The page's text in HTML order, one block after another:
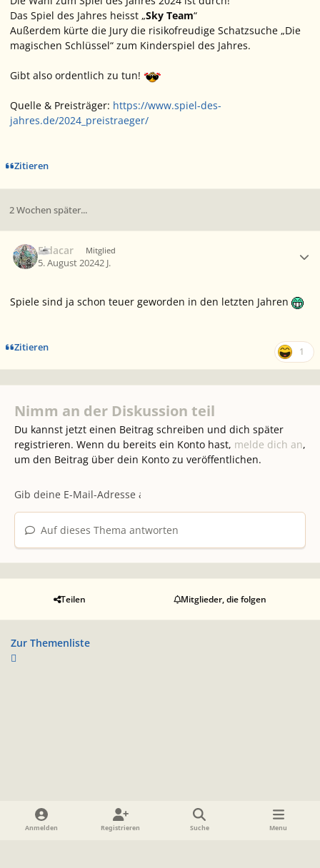
Das Spiel des Jahres heisst „Sky Team“
Außerdem kürte die Jury die risikofreudige Schatzsuche „Die
magischen Schlüssel“ zum Kinderspiel des Jahres.
Gibt also ordentlich zu tun!
Quelle & Preisträger: https://www.spiel-des-
jahres.de/2024_preistraeger/
Zitieren
2 Wochen später...
Eldacar Mitglied
5. August 20242 J.
Spiele sind ja schon teuer geworden in den letzten Jahren
Zitieren 1
Nimm an der Diskussion teil
Du kannst jetzt einen Beitrag schreiben und dich später
registrieren. Wenn du bereits ein Konto hast, melde dich an,
um den Beitrag über dein Konto zu veröffentlichen.
Auf dieses Thema antworten
Teilen Mitglieder, die folgen
Zur Themenliste
Heller Modus
Dunkler ModusSystemeinstellung
Anmelden Registrieren Suche Menu